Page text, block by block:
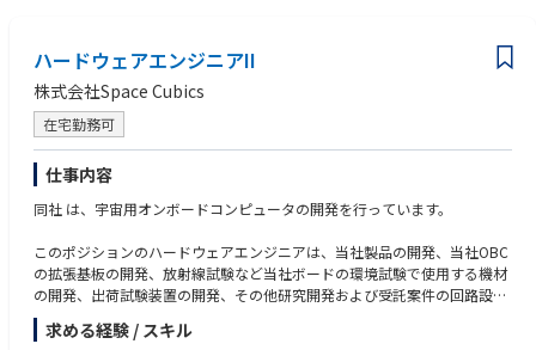
ハードウェアエンジニアII
株式会社Space Cubics
在宅勤務可
仕事内容
同社 は、宇宙用オンボードコンピュータの開発を行っています。
このポジションのハードウェアエンジニアは、当社製品の開発、当社OBC
の拡張基板の開発、放射線試験など当社ボードの環境試験で使用する機材
の開発、出荷試験装置の開発、その他研究開発および受託案件の回路設計
などを行います。自分の経験を生かし、主体性を持って当社の製品開発お
よびチームへ貢献してくれる方を募集します。
求める経験 / スキル